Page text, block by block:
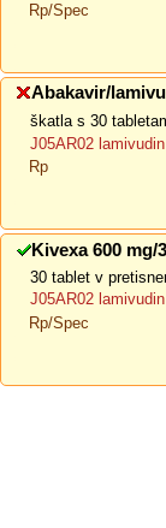
Rp/Spec
Abakavir/
škatla s 30
J05AR02
Rp
Kivexa 600
30 tablet v
J05AR02
Rp/Spec